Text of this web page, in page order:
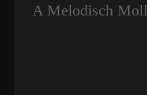
A Melodisch Moll